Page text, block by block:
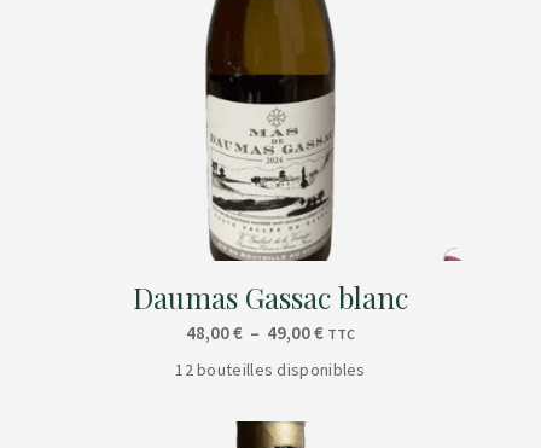
Daumas Gassac blanc
48,00€ – 49,00€Plage
TTC
12 bouteilles disponibles